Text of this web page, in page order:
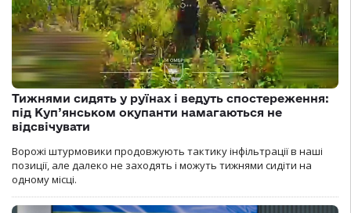
Тижнями сидять у руїнах і ведуть спостереження:
під Куп’янськом окупанти намагаються не
відсвічувати
Ворожі штурмовики продовжують тактику інфільтрації в наші
позиції, але далеко не заходять і можуть тижнями сидіти на
одному місці.